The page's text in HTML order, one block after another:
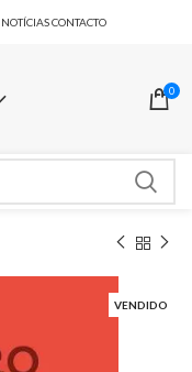
NOTÍCIASCONTACTO
0
VENDIDO